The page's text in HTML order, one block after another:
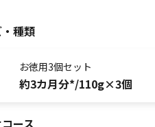
種類
お徳用3個セット
約3カ月分*/110g×3個
ース